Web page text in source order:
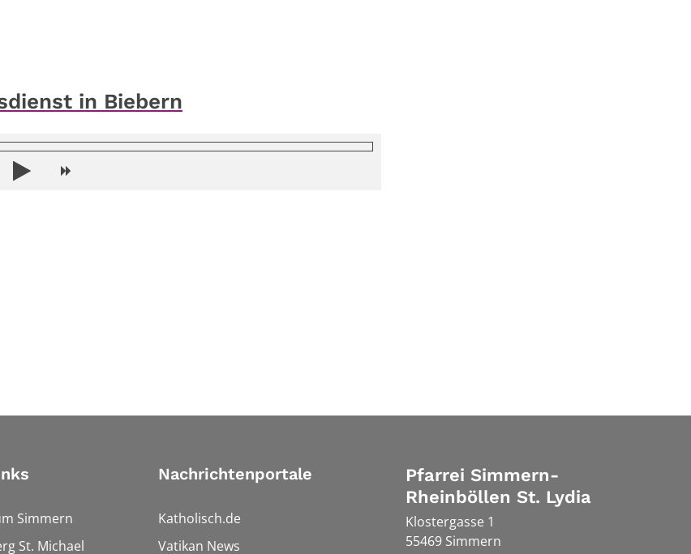
in Biebern
Simmern
St. Michael
Nachrichtenportale
Katholisch.de
Vatikan News
Pfarrei Simmern-
Rheinböllen St. Lydia
Klostergasse 1
55469 Simmern